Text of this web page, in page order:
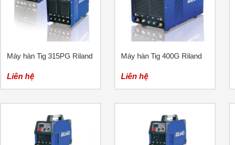
Máy hàn Tig 315PG Riland
Liên hệ
Máy hàn Tig 400G Riland
Liên hệ